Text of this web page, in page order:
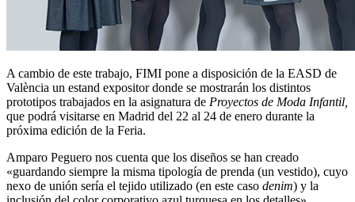
A cambio de este trabajo, FIMI pone a disposición de la EASD de
València un estand expositor donde se mostrarán los distintos
prototipos trabajados en la asignatura de Proyectos de Moda Infantil,
que podrá visitarse en Madrid del 22 al 24 de enero durante la
próxima edición de la Feria.
Amparo Peguero nos cuenta que los diseños se han creado
«guardando siempre la misma tipología de prenda (un vestido), cuyo
nexo de unión sería el tejido utilizado (en este caso denim) y la